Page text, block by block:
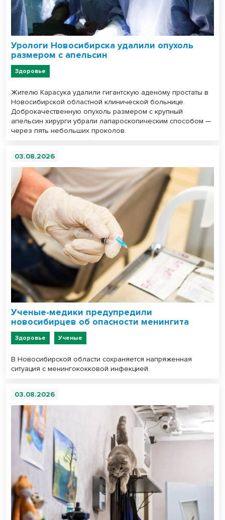
Урологи Новосибирска удалили опухоль
размером с апельсин
Здоровье
Жителю Карасука удалили гигантскую аденому простаты в
Новосибирской областной клинической больнице.
Доброкачественную опухоль размером с крупный
апельсин хирурги убрали лапароскопическим способом —
через пять небольших проколов.
03.08.2026
Ученые-медики предупредили
новосибирцев об опасности менингита
Здоровье Ученые
В Новосибирской области сохраняется напряженная
ситуация с менингококковой инфекцией.
03.08.2026